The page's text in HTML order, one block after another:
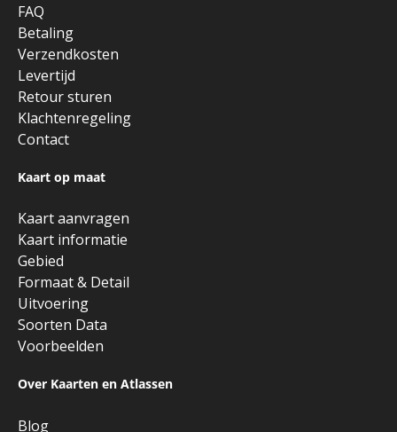
FAQ
Betaling
Verzendkosten
Levertijd
Retour sturen
Klachtenregeling
Contact
Kaart op maat
Kaart aanvragen
Kaart informatie
Gebied
Formaat & Detail
Uitvoering
Soorten Data
Voorbeelden
Over Kaarten en Atlassen
Blog